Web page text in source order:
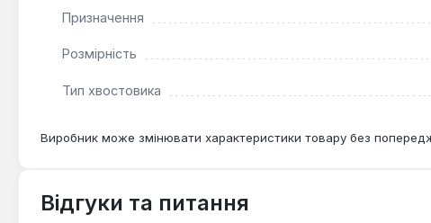
Призначення
Розмірність
Тип хвостовика
Виробник може змінювати характеристики товару без
Відгуки та питання